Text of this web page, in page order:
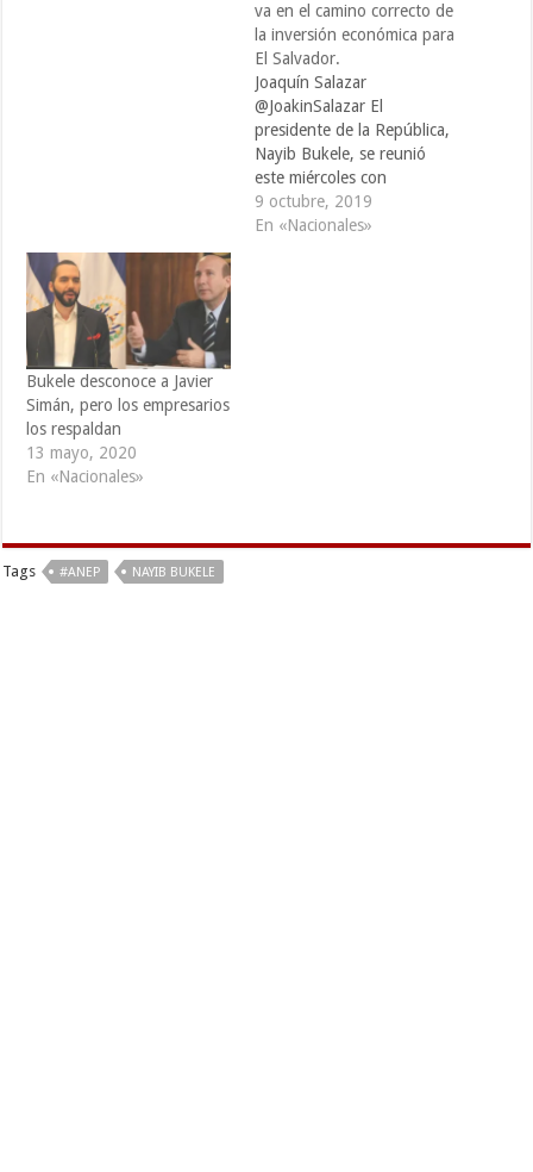
va en el camino correcto de
la inversión económica para
El Salvador.
Joaquín Salazar
@JoakinSalazar El
presidente de la República,
Nayib Bukele, se reunió
este miércoles con
representantes de la
Asociación Nacional de la
9 octubre, 2019
En «Nacionales»
Bukele desconoce a Javier
Simán, pero los empresarios
los respaldan
13 mayo, 2020
En «Nacionales»
Tags #ANEP NAYIB BUKELE